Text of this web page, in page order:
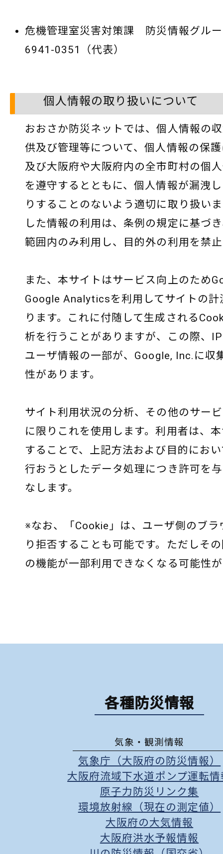
危機管理室災害対策課 防災情報グル
6941-0351（代表）
個人情報の取り扱いについて
おおさか防災ネットでは、個人情報の
供及び管理等について、個人情報の保
及び大阪府や大阪府内の全市町村の個
を遵守するとともに、個人情報が漏洩
りすることのないよう適切に取り扱い
した情報の利用は、条例の規定に基づ
範囲内のみ利用し、目的外の利用を禁
また、本サイトはサービス向上のため
Google Analyticsを利用してサイトの計
ります。これに付随して生成される
析を行うことがありますが、この際、
ユーザ情報の一部が、Google, Inc.に収
性があります。
サイト利用状況の分析、その他のサー
に限りこれを使用します。利用者は、
することで、上記方法および目的にお
行おうとしたデータ処理につき許可を
なします。
※なお、「Cookie」は、ユーザ側のブラ
り拒否することも可能です。ただしそ
の機能が一部利用できなくなる可能性
各種防災情報
気象・観測情報
気象庁（大阪府の防災情報）
大阪府流域下水道ポンプ運転情
原子力防災リンク集
環境放射線（現在の測定値）
大阪府の大気情報
大阪府洪水予報情報